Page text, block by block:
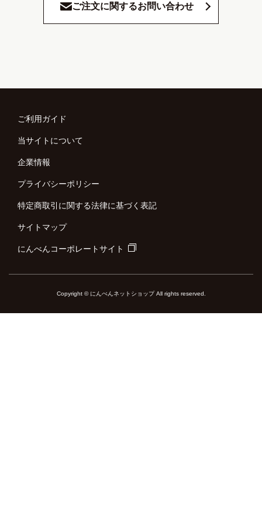
ご注文に関するお問い合わせ
ご利用ガイド
当サイトについて
企業情報
プライバシーポリシー
特定商取引に関する法律に基づく表記
サイトマップ
にんべんコーポレートサイト
Copyright © にんべんネットショップ All rights reserved.